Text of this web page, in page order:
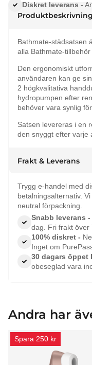
Diskret leverans -
Produktbeskrivning
Bathmate-städsatsen
alla Bathmate-tillbehör
Den ergonomiskt
användaren kan ge
2 högkvalitativa
hydropumpen efter
behöver vara synlig
Satsen levereras i en
den snyggt efter varje
Frakt & Leverans
Trygg e-handel med
betalningsalternativ.
neutral förpackning.
Snabb leverans -
dag. Fri frakt över
100% diskret -
Inget om
30 dagars öppet
obeseglad vara
Andra har
Spara 250 kr